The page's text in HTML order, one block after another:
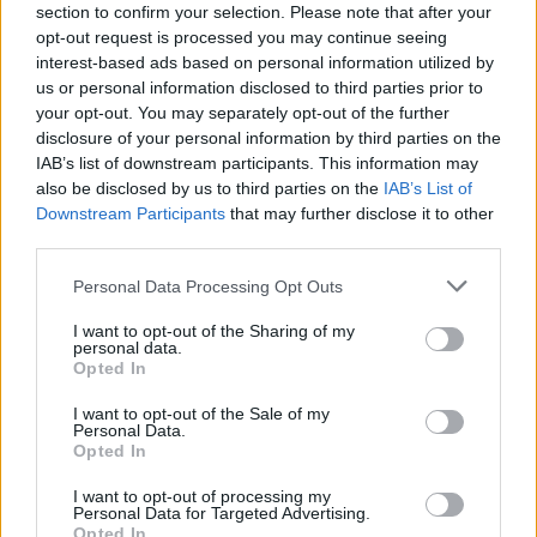
section to confirm your selection. Please note that after your
opt-out request is processed you may continue seeing
interest-based ads based on personal information utilized by
us or personal information disclosed to third parties prior to
your opt-out. You may separately opt-out of the further
disclosure of your personal information by third parties on the
IAB’s list of downstream participants. This information may
also be disclosed by us to third parties on the IAB’s List of
Downstream Participants that may further disclose it to other
Personal Data Processing Opt Outs
I want to opt-out of the Sharing of my
personal data.
Opted In
I want to opt-out of the Sale of my
Personal Data.
Opted In
I want to opt-out of processing my
Personal Data for Targeted Advertising.
dall'inviato Dina D'Isa CANNES
Nonostante la crisi, le critiche e
gli ostacoli di ogni tipo che deve
subire per realizzare le proprie
opere, il cinema italiano ancora
una volta sventola la sua
bandiera Oltralpe.
Prima la notizia che fa il giro
della rete: Ettore Gotti Tedeschi
dell'Istituto per le opere di
religione (Ior).